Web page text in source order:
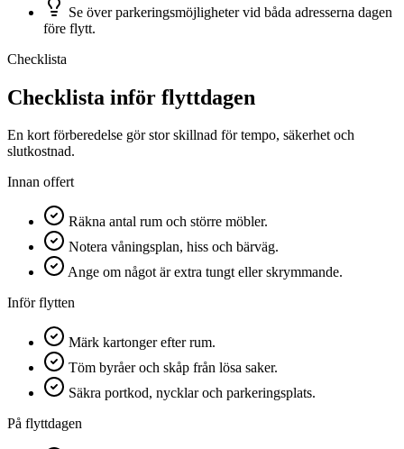
Se över parkeringsmöjligheter vid båda adresserna dagen
före flytt.
Checklista
Checklista inför flyttdagen
En kort förberedelse gör stor skillnad för tempo, säkerhet och
slutkostnad.
Innan offert
Räkna antal rum och större möbler.
Notera våningsplan, hiss och bärväg.
Ange om något är extra tungt eller skrymmande.
Inför flytten
Märk kartonger efter rum.
Töm byråer och skåp från lösa saker.
Säkra portkod, nycklar och parkeringsplats.
På flyttdagen